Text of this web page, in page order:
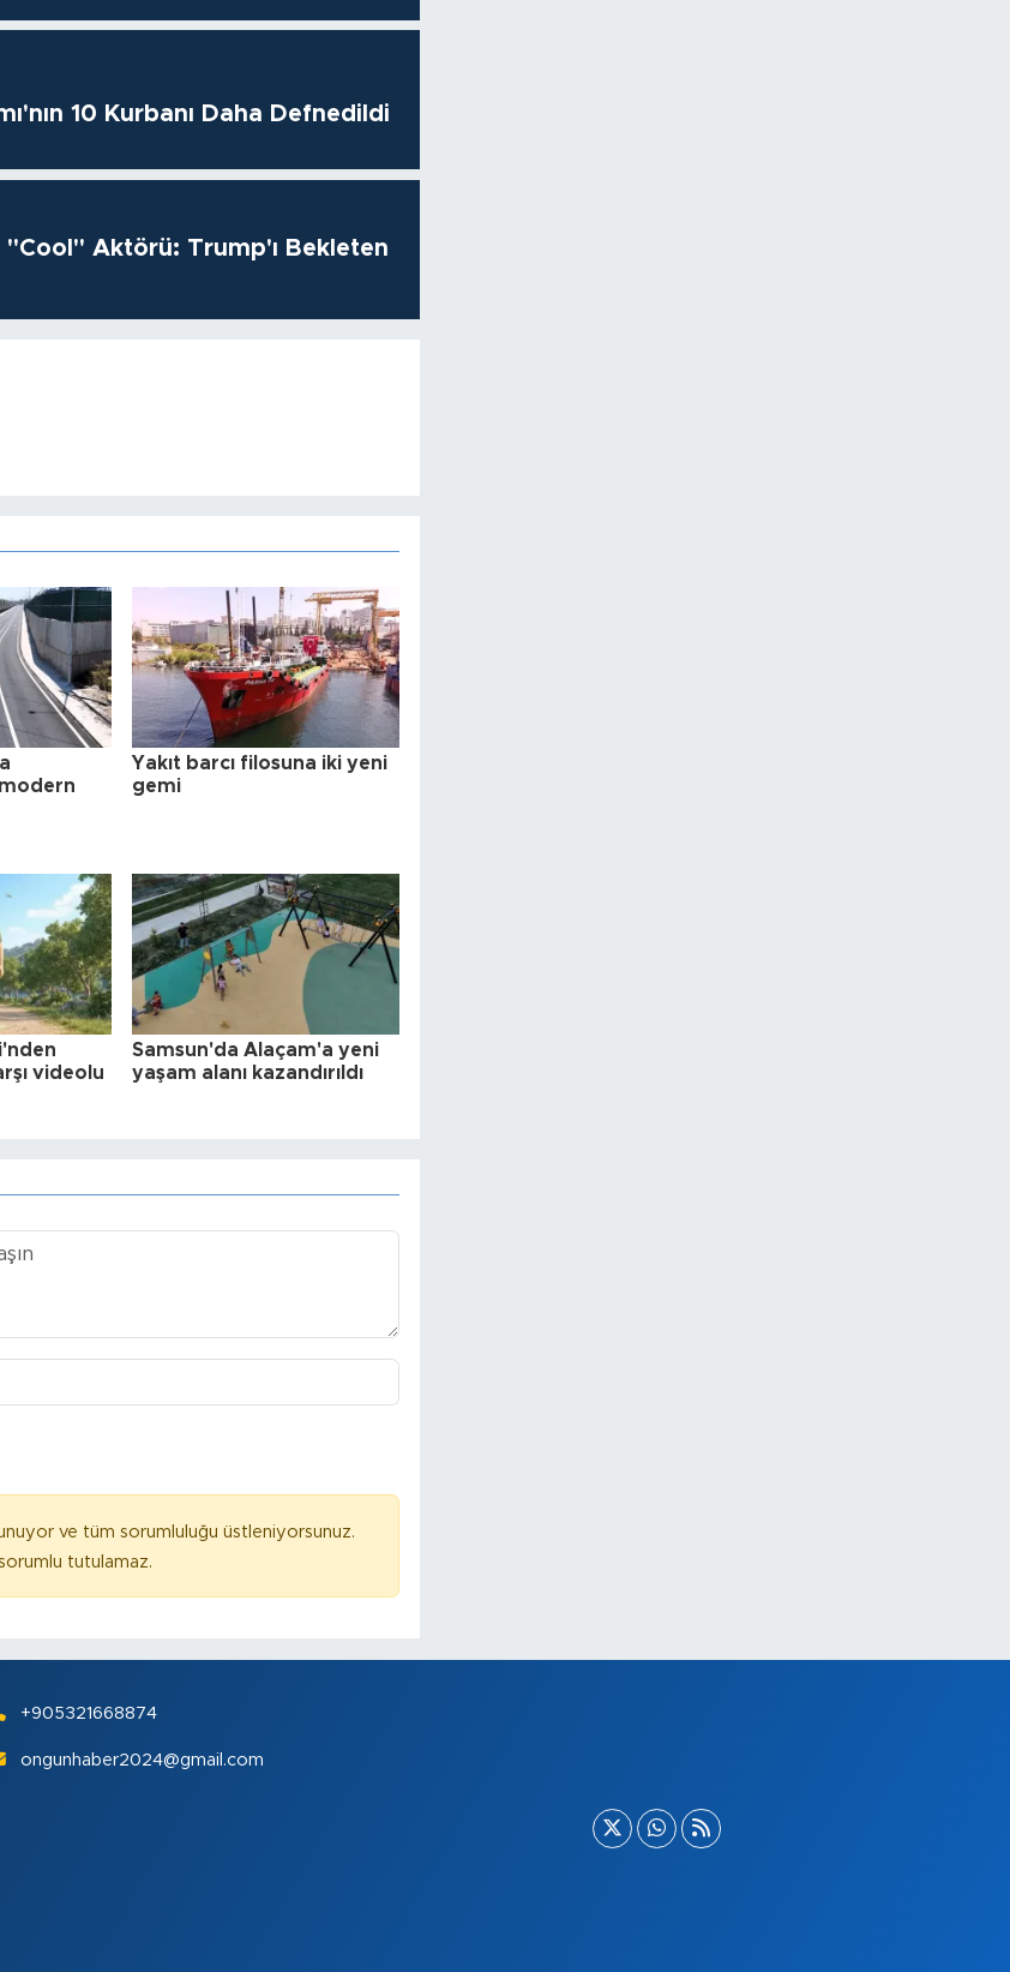
10 Kurbanı Daha Defnedildi
Aktörü: Trump'ı Bekleten
Yakıt barcı filosuna iki yeni
gemi
videolu
Samsun'da Alaçam'a yeni
yaşam alanı kazandırıldı
ve tüm sorumluluğu üstleniyorsunuz.
tutulamaz.
+905321668874
ongunhaber2024@gmail.com